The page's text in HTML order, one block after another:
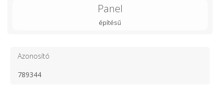
Panel
építésű
Azonosító
789344